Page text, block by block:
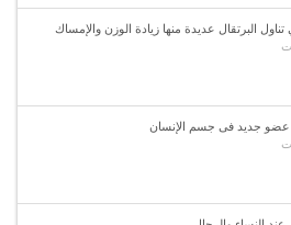
البرتقال عديدة منها زيادة الوزن والإمساك
عضو جديد فى جسم الإنسان